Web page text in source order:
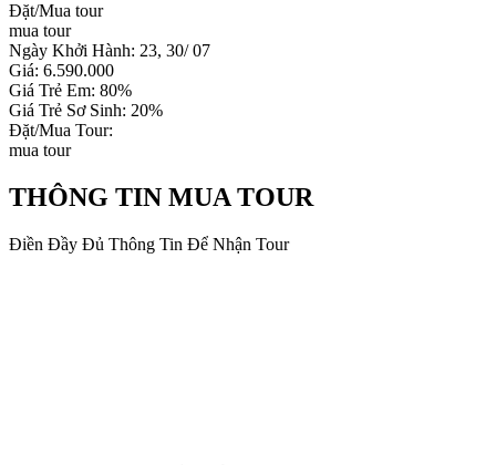
Đặt/Mua tour
mua tour
Ngày Khởi Hành: 23, 30/ 07
Giá: 6.590.000
Giá Trẻ Em: 80%
Giá Trẻ Sơ Sinh: 20%
Đặt/Mua Tour:
mua tour
THÔNG TIN MUA TOUR
Điền Đầy Đủ Thông Tin Để Nhận Tour